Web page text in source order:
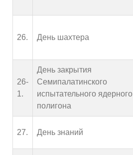
26. День шахтера
26-
1.
День закрытия
Семипалатинского
испытательного ядерного
полигона
27. День знаний